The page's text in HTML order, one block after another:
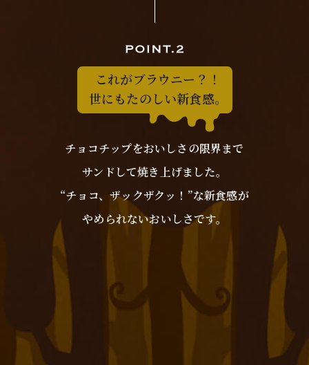
これがブラウニー？！
世にもたのしい新食感。
チョコチップをおいしさの限界まで
サンドして焼き上げました。
“チョコ、ザックザクッ！”な新食感が
やめられないおいしさです。